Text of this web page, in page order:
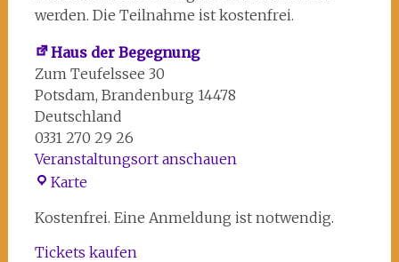
werden. Die Teilnahme ist kostenfrei.
Haus der Begegnung
Zum Teufelssee 30
Potsdam, Brandenburg 14478
Deutschland
0331 270 29 26
Veranstaltungsort anschauen
KarteHaus
Begegnung
Kostenfrei. Eine Anmeldung ist notwendig.
Tickets kaufen